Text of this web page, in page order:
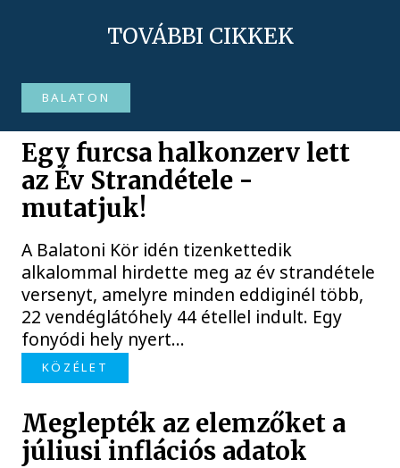
TOVÁBBI CIKKEK
BALATON
Egy furcsa halkonzerv lett
az Év Strandétele -
mutatjuk!
A Balatoni Kör idén tizenkettedik
alkalommal hirdette meg az év strandétele
versenyt, amelyre minden eddiginél több,
22 vendéglátóhely 44 étellel indult. Egy
fonyódi hely nyert...
KÖZÉLET
Meglepték az elemzőket a
júliusi inflációs adatok